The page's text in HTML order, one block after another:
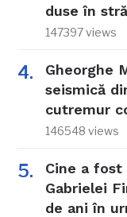
duse în
147397 views
Gheorghe
seismică
cutremur
146548 views
Cine a fost
Gabrielei
de ani în